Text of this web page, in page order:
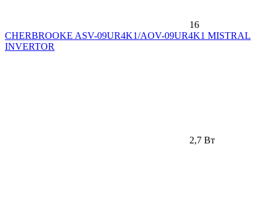
16
CHERBROOKE ASV-09UR4K1/AOV-09UR4K1 MISTRAL
INVERTOR
2,7 Вт